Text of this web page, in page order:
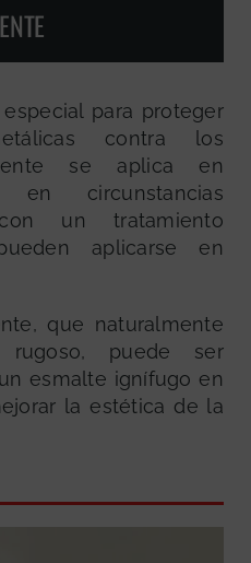
para proteger
contra los
se aplica en
en circunstancias
un tratamiento
aplicarse en
que naturalmente
puede ser
esmalte ignífugo en
la estética de la